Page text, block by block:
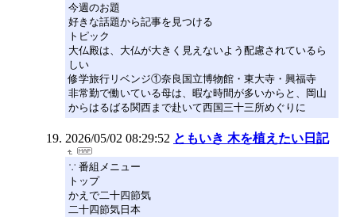
今週のお題
好きな話題から記事を見つける
トピック
大仏殿は、大仏が大きく見えないよう配慮されているら
しい
修学旅行リベンジ①奈良国立博物館・東大寺・興福寺
非常勤で働いている母は、暇な時間が多いからと、岡山
からはるばる関西まで赴いて西国三十三所めぐりに
2026/05/02 08:29:52 ともいき 木を植えたい日記
∵ 番組メニュー
トップ
かえで二十四節気
二十四節気日本